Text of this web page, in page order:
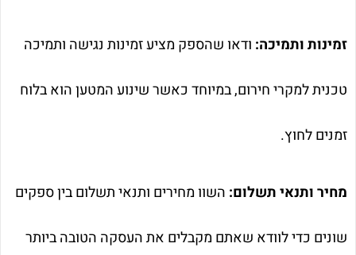
זמינות ותמיכה: ודאו שהספק מציע זמינות נגישה ותמיכה
טכנית למקרי חירום, במיוחד כאשר שינוע המטען הוא בלוח
זמנים לחוץ.
מחיר ותנאי תשלום: השוו מחירים ותנאי תשלום בין ספקים
שונים כדי לוודא שאתם מקבלים את העסקה הטובה ביותר